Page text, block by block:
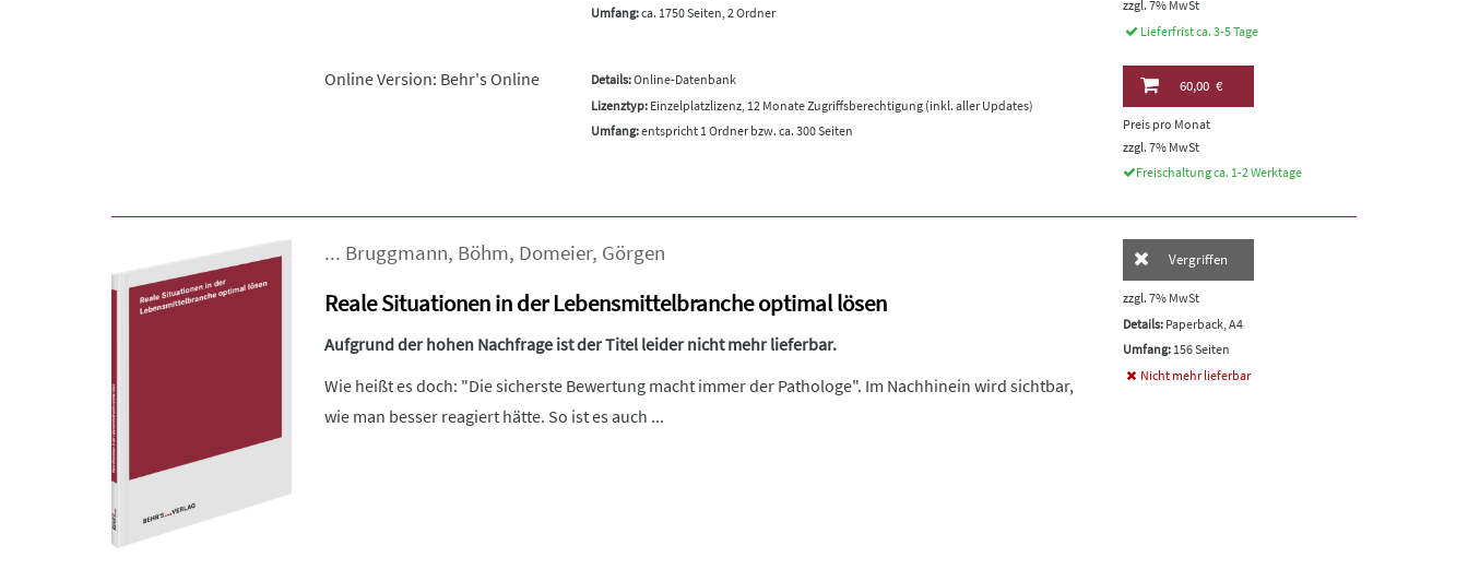
Umfang:ca. 1750 Seiten, 2 Ordner
zzgl. 7% MwSt
Lieferfrist ca. 3-5 Tage
Online Version: Behr's Online Details:Online-Datenbank
Lizenztyp:Einzelplatzlizenz, 12 Monate Zugriffsberechtigung (inkl. aller Updates)
Umfang:entspricht 1 Ordner bzw. ca. 300 Seiten
60,00 €
Preis pro Monat
zzgl. 7% MwSt
Freischaltung ca. 1-2 Werktage
... Bruggmann, Böhm, Domeier, Görgen
Reale Situationen in der Lebensmittelbranche optimal lösen
Aufgrund der hohen Nachfrage ist der Titel leider nicht mehr lieferbar.
Wie heißt es doch: "Die sicherste Bewertung macht immer der Pathologe". Im Nachhinein wird sichtbar,
wie man besser reagiert hätte. So ist es auch ...
Vergriffen
zzgl. 7% MwSt
Details: Paperback, A4
Umfang: 156 Seiten
Nicht mehr lieferbar